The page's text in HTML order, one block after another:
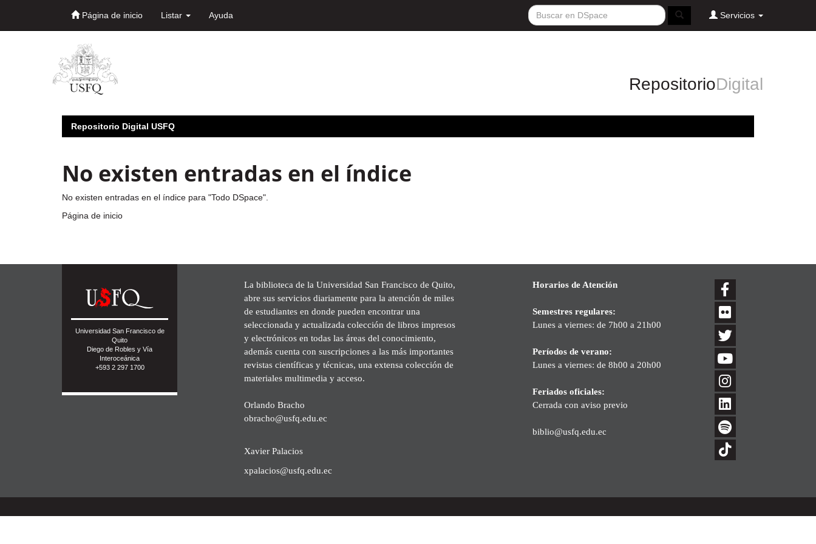
Página de inicio Listar Ayuda Servicios
RepositorioDigital
Repositorio Digital USFQ
No existen entradas en el índice
No existen entradas en el índice para "Todo DSpace".
Página de inicio
Universidad San Francisco de
Quito
Diego de Robles y Vía
Interoceánica
+593 2 297 1700
La biblioteca de la Universidad San Francisco de Quito,
abre sus servicios diariamente para la atención de miles
de estudiantes en donde pueden encontrar una
seleccionada y actualizada colección de libros impresos
y electrónicos en todas las áreas del conocimiento,
además cuenta con suscripciones a las más importantes
revistas científicas y técnicas, una extensa colección de
materiales multimedia y acceso.
Orlando Bracho
obracho@usfq.edu.ec
Xavier Palacios
xpalacios@usfq.edu.ec
Horarios de Atención
Semestres regulares:
Lunes a viernes: de 7h00 a 21h00
Períodos de verano:
Lunes a viernes: de 8h00 a 20h00
Feriados oficiales:
Cerrada con aviso previo
biblio@usfq.edu.ec